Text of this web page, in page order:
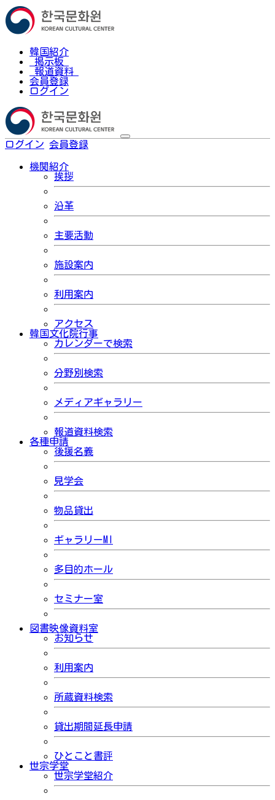
韓国紹介
掲示板
報道資料
会員登録
ログイン
ログイン 会員登録
機関紹介
挨拶
沿革
主要活動
施設案内
利用案内
アクセス
韓国文化院行事
カレンダーで検索
分野別検索
メディアギャラリー
報道資料検索
各種申請
後援名義
見学会
物品貸出
ギャラリーMI
多目的ホール
セミナー室
図書映像資料室
お知らせ
利用案内
所蔵資料検索
貸出期間延長申請
ひとこと書評
世宗学堂
世宗学堂紹介